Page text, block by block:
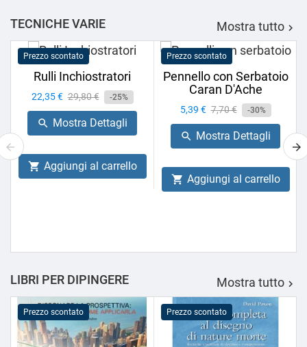
TECNICHE VARIE Mostra tutto 
Prezzo scontato
Rulli Inchiostratori
Prezzo
22,35 € Prezzo
base
29,80 € -25%
 Mostra Dettagli
 Aggiungi al carrello
Prezzo scontato
Pennello con Serbatoio
Caran D'Ache
Prezzo
5,39 € Prezzo
base
7,70 € -30%
 Mostra Dettagli
 Aggiungi al carrello
LIBRI PER DIPINGERE Mostra tutto 
Prezzo scontato Prezzo scontato